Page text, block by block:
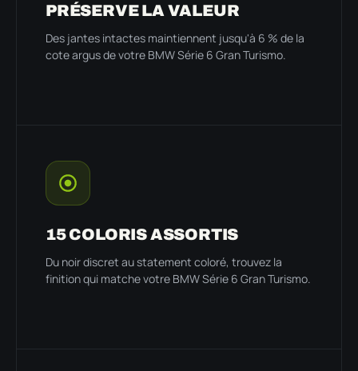
PRÉSERVE LA VALEUR
Des jantes intactes maintiennent jusqu'à 6 % de la
cote argus de votre BMW Série 6 Gran Turismo.
15 COLORIS ASSORTIS
Du noir discret au statement coloré, trouvez la
finition qui matche votre BMW Série 6 Gran Turismo.